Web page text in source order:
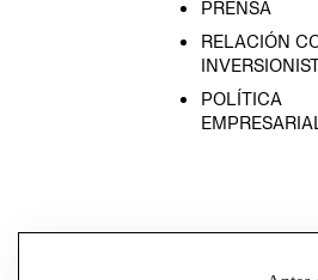
PRENSA
RELACIÓN
POLÍTICA